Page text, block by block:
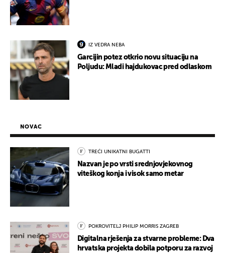
IZ VEDRA NEBA
Garcijin potez otkrio novu situaciju na
Poljudu: Mladi hajdukovac pred odlaskom
NOVAC
TREĆI UNIKATNI BUGATTI
Nazvan je po vrsti srednjovjekovnog
viteškog konja i visok samo metar
POKROVITELJ PHILIP MORRIS ZAGREB
Digitalna rješenja za stvarne probleme: Dva
hrvatska projekta dobila potporu za razvoj